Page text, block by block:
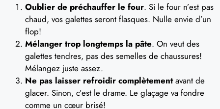
Oublier de préchauffer le four. Si le four n’est pas
chaud, vos galettes seront flasques. Nulle envie d’un
flop!
Mélanger trop longtemps la pâte. On veut des
galettes tendres, pas des semelles de chaussures!
Mélangez juste assez.
Ne pas laisser refroidir complètementavant de
glacer. Sinon, c’est le drame. Le glaçage va fondre
comme un cœur brisé!